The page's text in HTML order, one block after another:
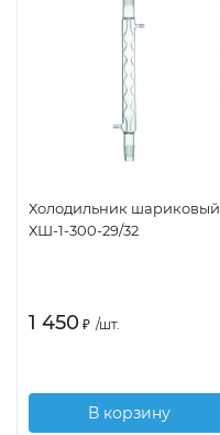
Холодильник шариковый
ХШ-1-300-29/32
1 450 ₽ /шт.
В корзину